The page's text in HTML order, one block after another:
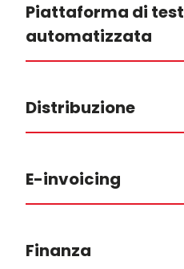
Piattaforma di test
automatizzata
Distribuzione
E-invoicing
Finanza